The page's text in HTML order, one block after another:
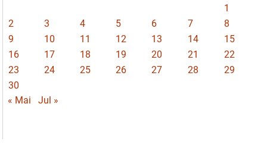
1
2
3 4 5 6 7
8
9
10 11 12 13 14
15
16
17 18 19 20 21
22
23
24 25 26 27 28
29
30
« Mai
Jul »